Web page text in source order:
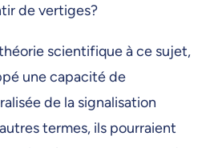
de vertiges?
scientifique à ce sujet,
une capacité de
de la signalisation
termes, ils pourraient